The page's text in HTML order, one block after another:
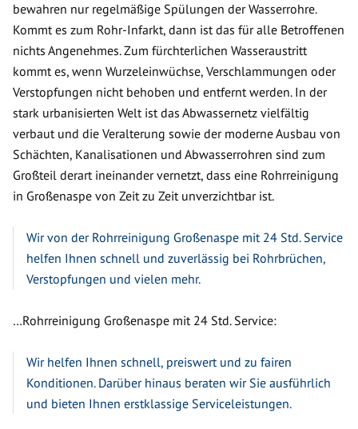
bewahren nur regelmäßige Spülungen der Wasserrohre.
Kommt es zum Rohr-Infarkt, dann ist das für alle Betroffenen
nichts Angenehmes. Zum fürchterlichen Wasseraustritt
kommt es, wenn Wurzeleinwüchse, Verschlammungen oder
Verstopfungen nicht behoben und entfernt werden. In der
stark urbanisierten Welt ist das Abwassernetz vielfältig
verbaut und die Veralterung sowie der moderne Ausbau von
Schächten, Kanalisationen und Abwasserrohren sind zum
Großteil derart ineinander vernetzt, dass eine Rohrreinigung
in Großenaspe von Zeit zu Zeit unverzichtbar ist.
Wir von der Rohrreinigung Großenaspe mit 24 Std. Service
helfen Ihnen schnell und zuverlässig bei Rohrbrüchen,
Verstopfungen und vielen mehr.
…Rohrreinigung Großenaspe mit 24 Std. Service:
Wir helfen Ihnen schnell, preiswert und zu fairen
Konditionen. Darüber hinaus beraten wir Sie ausführlich
und bieten Ihnen erstklassige Serviceleistungen.